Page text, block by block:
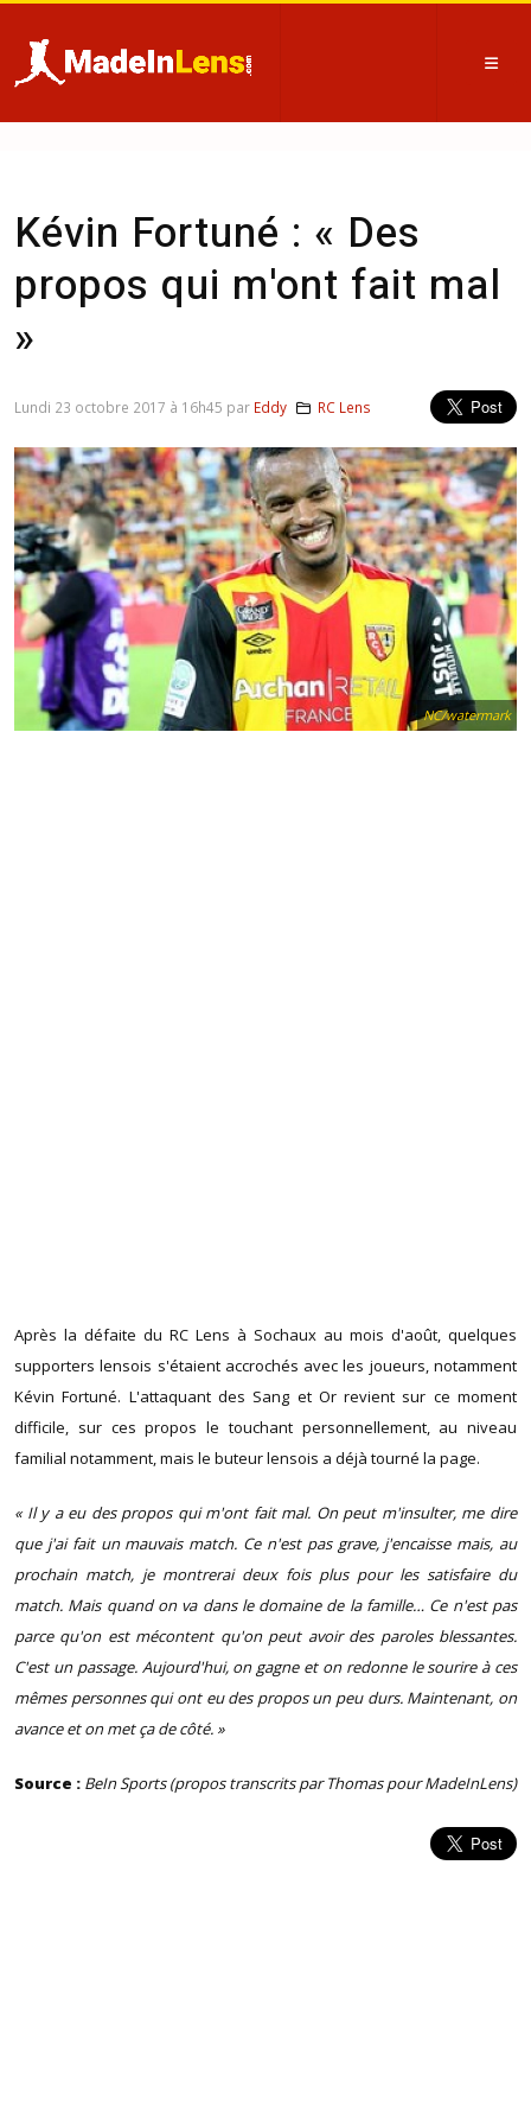
Kévin Fortuné : « Des
propos qui m'ont fait mal
»
NC/watermark
Après la défaite du RC Lens à Sochaux au mois d'août, quelques
supporters lensois s'étaient accrochés avec les joueurs, notamment
Kévin Fortuné. L'attaquant des Sang et Or revient sur ce moment
difficile, sur ces propos le touchant personnellement, au niveau
familial notamment, mais le buteur lensois a déjà tourné la page.
« Il y a eu des propos qui m'ont fait mal. On peut m'insulter, me dire
que j'ai fait un mauvais match. Ce n'est pas grave, j'encaisse mais, au
prochain match, je montrerai deux fois plus pour les satisfaire du
match. Mais quand on va dans le domaine de la famille… Ce n'est pas
parce qu'on est mécontent qu'on peut avoir des paroles blessantes.
C'est un passage. Aujourd'hui, on gagne et on redonne le sourire à ces
mêmes personnes qui ont eu des propos un peu durs. Maintenant, on
avance et on met ça de côté. »
Source : BeIn Sports (propos transcrits par Thomas pour MadeInLens)
Lundi 23 octobre 2017 à 16h45 par Eddy RC Lens